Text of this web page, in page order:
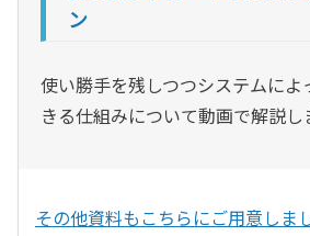
ン
使い勝手を残しつつシステムによ
きる仕組みについて動画で解説し
その他資料もこちらにご用意しま